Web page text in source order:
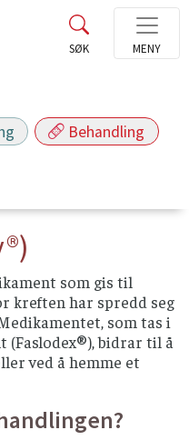
Behandling
som gis til
kreften har spredd seg
som tas i
(Faslodex®), bidrar til å
ved å hemme et